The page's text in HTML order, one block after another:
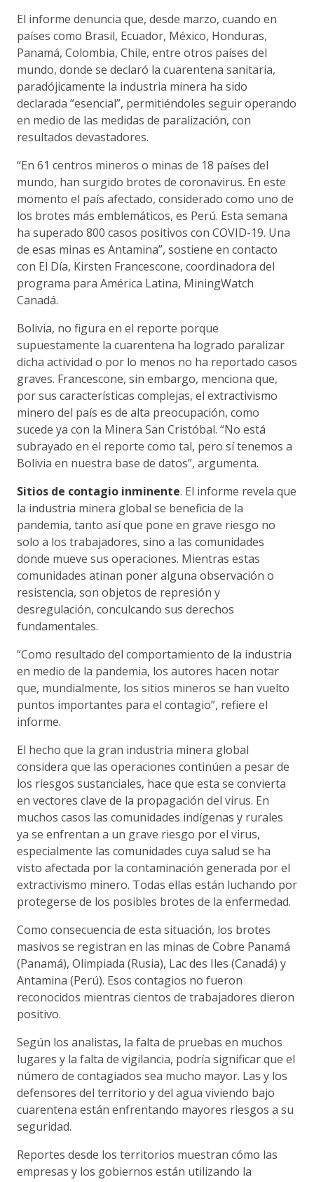
El informe denuncia que, desde marzo, cuando en
países como Brasil, Ecuador, México, Honduras,
Panamá, Colombia, Chile, entre otros países del
mundo, donde se declaró la cuarentena sanitaria,
paradójicamente la industria minera ha sido
declarada “esencial”, permitiéndoles seguir operando
en medio de las medidas de paralización, con
resultados devastadores.
“En 61 centros mineros o minas de 18 países del
mundo, han surgido brotes de coronavirus. En este
momento el país afectado, considerado como uno de
los brotes más emblemáticos, es Perú. Esta semana
ha superado 800 casos positivos con COVID-19. Una
de esas minas es Antamina”, sostiene en contacto
con El Día, Kirsten Francescone, coordinadora del
programa para América Latina, MiningWatch
Canadá.
Bolivia, no figura en el reporte porque
supuestamente la cuarentena ha logrado paralizar
dicha actividad o por lo menos no ha reportado casos
graves. Francescone, sin embargo, menciona que,
por sus características complejas, el extractivismo
minero del país es de alta preocupación, como
sucede ya con la Minera San Cristóbal. “No está
subrayado en el reporte como tal, pero sí tenemos a
Bolivia en nuestra base de datos”, argumenta.
Sitios de contagio inminente. El informe revela que
la industria minera global se beneficia de la
pandemia, tanto así que pone en grave riesgo no
solo a los trabajadores, sino a las comunidades
donde mueve sus operaciones. Mientras estas
comunidades atinan poner alguna observación o
resistencia, son objetos de represión y
desregulación, conculcando sus derechos
fundamentales.
“Como resultado del comportamiento de la industria
en medio de la pandemia, los autores hacen notar
que, mundialmente, los sitios mineros se han vuelto
puntos importantes para el contagio”, refiere el
informe.
El hecho que la gran industria minera global
considera que las operaciones continúen a pesar de
los riesgos sustanciales, hace que esta se convierta
en vectores clave de la propagación del virus. En
muchos casos las comunidades indígenas y rurales
ya se enfrentan a un grave riesgo por el virus,
especialmente las comunidades cuya salud se ha
visto afectada por la contaminación generada por el
extractivismo minero. Todas ellas están luchando por
protegerse de los posibles brotes de la enfermedad.
Como consecuencia de esta situación, los brotes
masivos se registran en las minas de Cobre Panamá
(Panamá), Olimpiada (Rusia), Lac des Iles (Canadá) y
Antamina (Perú). Esos contagios no fueron
reconocidos mientras cientos de trabajadores dieron
positivo.
Según los analistas, la falta de pruebas en muchos
lugares y la falta de vigilancia, podría significar que el
número de contagiados sea mucho mayor. Las y los
defensores del territorio y del agua viviendo bajo
cuarentena están enfrentando mayores riesgos a su
seguridad.
Reportes desde los territorios muestran cómo las
empresas y los gobiernos están utilizando la